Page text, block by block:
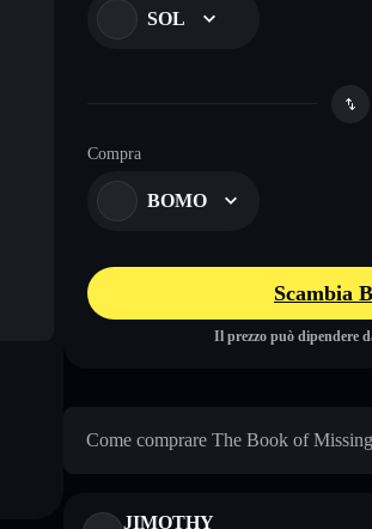
SOL
Compra
BOMO
Scambia
Il prezzo può dipendere
Come comprare The Book of
JIMOTHY